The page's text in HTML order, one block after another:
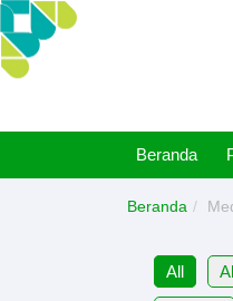
Beranda
Beranda
All